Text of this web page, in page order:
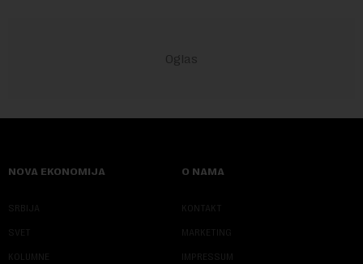
NOVA EKONOMIJA
SRBIJA
SVET
KOLUMNE
O NAMA
KONTAKT
MARKETING
IMPRESSUM